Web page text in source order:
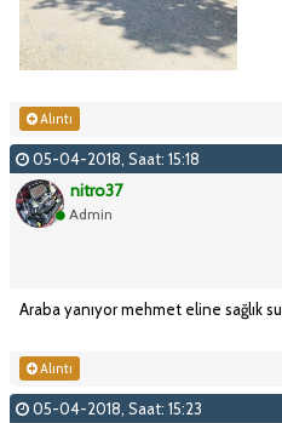
Alıntı
05-04-2018, Saat: 15:18
nitro37
Admin
Araba yanıyor mehmet eline sağlık
Alıntı
05-04-2018, Saat: 15:23